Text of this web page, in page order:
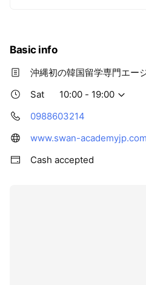
Basic info
沖縄初の韓国留学専門エー
Sat
10:00 - 19:00
0988603214
www.swan-academyjp.com
Cash accepted